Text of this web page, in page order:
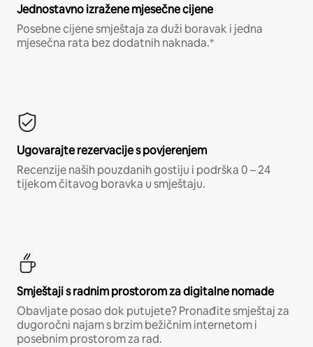
Jednostavno izražene mjesečne cijene
Posebne cijene smještaja za duži boravak i jedna
mjesečna rata bez dodatnih naknada.*
Ugovarajte rezervacije s povjerenjem
Recenzije naših pouzdanih gostiju i podrška 0 – 24
tijekom čitavog boravka u smještaju.
Smještaji s radnim prostorom za digitalne nomade
Obavljate posao dok putujete? Pronađite smještaj za
dugoročni najam s brzim bežičnim internetom i
posebnim prostorom za rad.